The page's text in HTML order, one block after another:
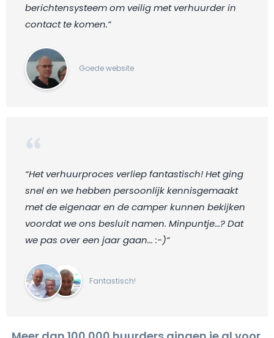
berichtensysteem om veilig met verhuurder in
contact te komen.“
Goede website
“Het verhuurproces verliep fantastisch! Het ging
snel en we hebben persoonlijk kennisgemaakt
met de eigenaar en de camper kunnen bekijken
voordat we ons besluit namen. Minpuntje...? Dat
we pas over een jaar gaan... :-)“
Fantastisch!